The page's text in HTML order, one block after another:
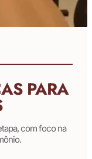
PARA
com foco na